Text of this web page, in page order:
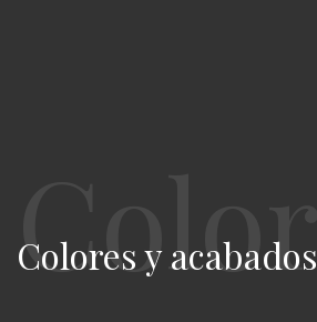
Colores y acabados